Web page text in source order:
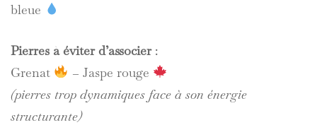
bleue
Pierres à éviter d’associer:
Grenat
– Jaspe rouge
(pierres trop dynamiques face à son énergie
structurante)